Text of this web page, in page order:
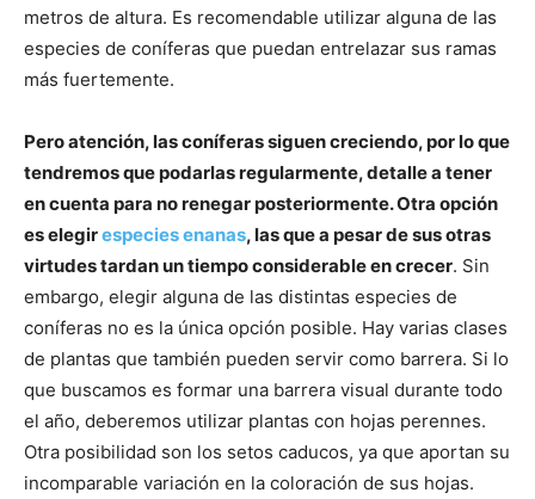
metros de altura. Es recomendable utilizar alguna de las
especies de coníferas que puedan entrelazar sus ramas
más fuertemente.
Pero atención, las coníferas siguen creciendo, por lo que
tendremos que podarlas regularmente, detalle a tener
en cuenta para no renegar posteriormente. Otra opción
es elegirespecies enanas, las que a pesar de sus otras
virtudes tardan un tiempo considerable en crecer. Sin
embargo, elegir alguna de las distintas especies de
coníferas no es la única opción posible. Hay varias clases
de plantas que también pueden servir como barrera. Si lo
que buscamos es formar una barrera visual durante todo
el año, deberemos utilizar plantas con hojas perennes.
Otra posibilidad son los setos caducos, ya que aportan su
incomparable variación en la coloración de sus hojas.